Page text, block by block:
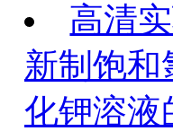
高清
新制饱和
化钾溶液